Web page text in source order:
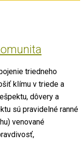
triedneho
klímu v triede a
dôvery a
sú pravidelné ranné
venované